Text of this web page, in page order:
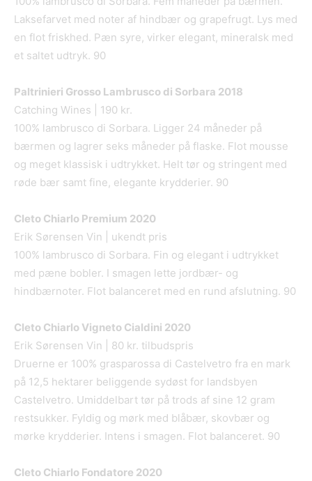
Laksefarvet med noter af hindbær og grapefrugt. Lys med
en flot friskhed. Pæn syre, virker elegant, mineralsk med
et saltet udtryk. 90
Paltrinieri Grosso Lambrusco di Sorbara 2018
Catching Wines | 190 kr.
100% lambrusco di Sorbara. Ligger 24 måneder på
bærmen og lagrer seks måneder på flaske. Flot mousse
og meget klassisk i udtrykket. Helt tør og stringent med
røde bær samt fine, elegante krydderier. 90
Cleto Chiarlo Premium 2020
Erik Sørensen Vin | ukendt pris
100% lambrusco di Sorbara. Fin og elegant i udtrykket
med pæne bobler. I smagen lette jordbær- og
hindbærnoter. Flot balanceret med en rund afslutning. 90
Cleto Chiarlo Vigneto Cialdini 2020
Erik Sørensen Vin | 80 kr. tilbudspris
Druerne er 100% grasparossa di Castelvetro fra en mark
på 12,5 hektarer beliggende sydøst for landsbyen
Castelvetro. Umiddelbart tør på trods af sine 12 gram
restsukker. Fyldig og mørk med blåbær, skovbær og
mørke krydderier. Intens i smagen. Flot balanceret. 90
Cleto Chiarlo Fondatore 2020